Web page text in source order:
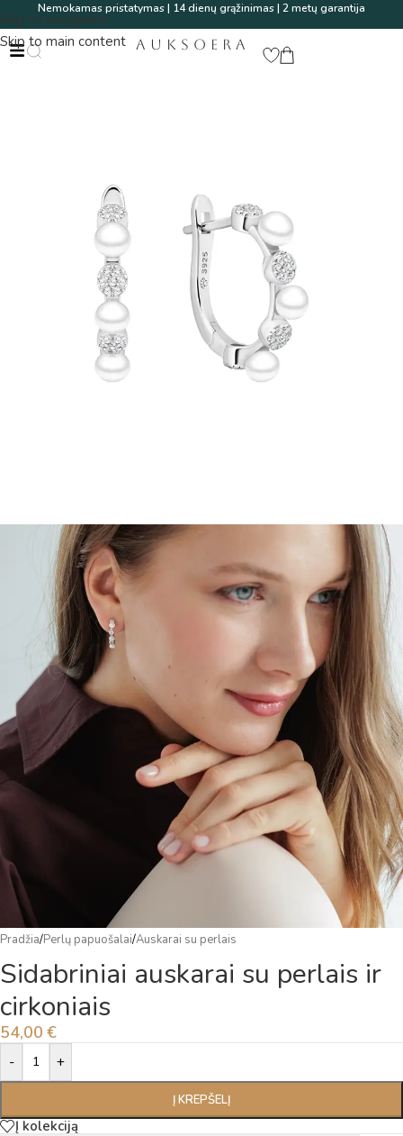
Skip to navigation
Skip to main content
Nemokamas pristatymas | 14 dienų grąžinimas | 2 metų garantija
AUKSOERA
Pradžia/Perlų papuošalai/Auskarai su perlais
Sidabriniai auskarai su perlais ir
cirkoniais
54,00 €
- +
Į KREPŠELĮ
Alternative:
Į kolekciją